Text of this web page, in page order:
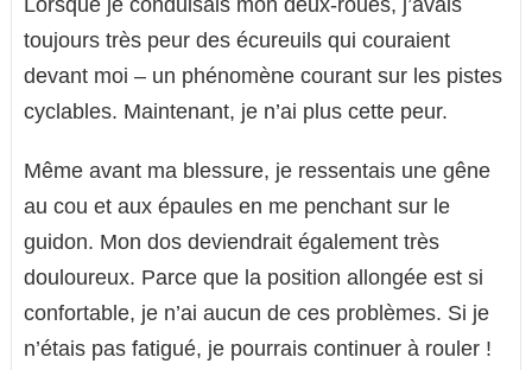
Lorsque je conduisais mon deux-roues, j’avais
toujours très peur des écureuils qui couraient
devant moi – un phénomène courant sur les pistes
cyclables. Maintenant, je n’ai plus cette peur.
Même avant ma blessure, je ressentais une gêne
au cou et aux épaules en me penchant sur le
guidon. Mon dos deviendrait également très
douloureux. Parce que la position allongée est si
confortable, je n’ai aucun de ces problèmes. Si je
n’étais pas fatigué, je pourrais continuer à rouler !